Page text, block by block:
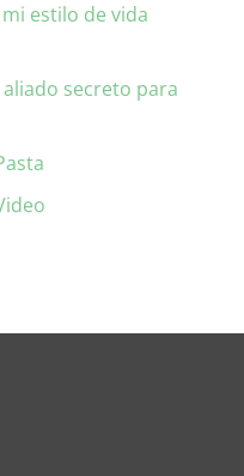
estilo de vida
aliado secreto para